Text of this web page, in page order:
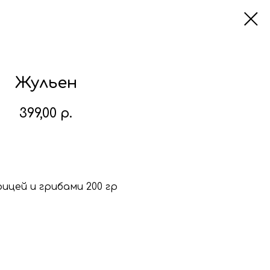
Жульен
399,00 р.
и грибами 200 гр